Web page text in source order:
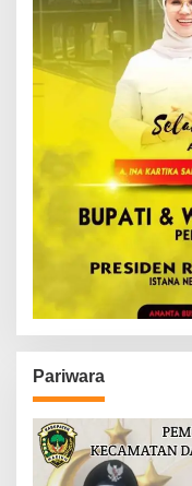
Pariwara